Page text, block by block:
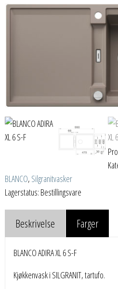
BLANCO, Silgranitvasker
Lagerstatus: Bestillingsvare
Beskrivelse Farger
BLANCO ADIRA XL 6 S-F
Kjøkkenvask i SILGRANIT, tartufo.